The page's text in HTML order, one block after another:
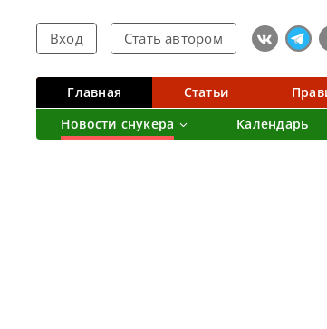
Вход Стать автором
Главная Статьи
Новости снукера
Календарь